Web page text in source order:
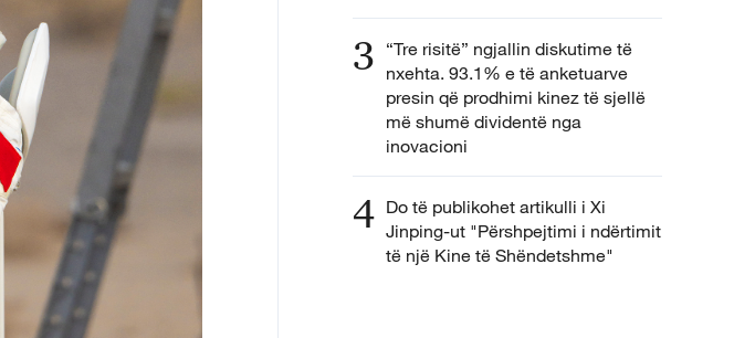
3 “Tre risitë” ngjallin diskutime të
nxehta. 93.1% e të anketuarve
presin që prodhimi kinez të sjellë
më shumë dividentë nga
inovacioni
4 Do të publikohet artikulli i Xi
Jinping-ut "Përshpejtimi i ndërtimit
të një Kine të Shëndetshme"